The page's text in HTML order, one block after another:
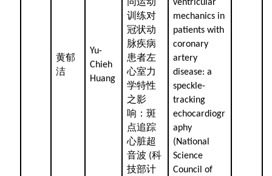
黄郁
洁
Yu-
Chieh
Huang
训练对
冠状动
脉疾病
患者左
心室力
学特性
之影
响：斑
点追踪
心脏超
音波 (科
技部计
ventricular
mechanics in
patients with
coronary
artery
disease: a
speckle-
tracking
echocardiogr
aphy
(National
Science
Council of